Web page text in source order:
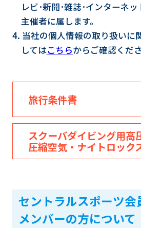
レビ･新聞･雑誌･インターネ
主催者に属します。
4. 当社の個人情報の取り扱いに
してはこちらからご確認くださ
旅行条件書
スクーバダイビング用高
圧縮空気・ナイトロック
セントラルスポーツ会
メンバーの方について